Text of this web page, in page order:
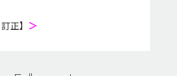
正】 ＞